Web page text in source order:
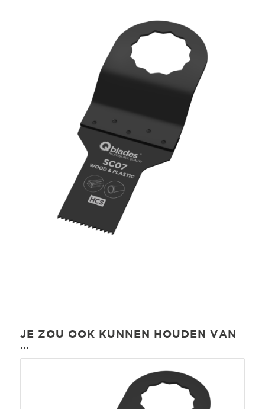
JE ZOU OOK KUNNEN HOUDEN VAN
…